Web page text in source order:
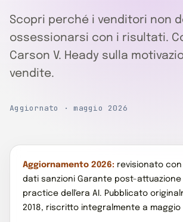
Scopri perché i venditori non
ossessionarsi con i risultati.
Carson V. Heady sulla
vendite.
Aggiornato · maggio 2026
Aggiornamento 2026: revisionato
dati sanzioni Garante post-attuazione
practice dell'era AI. Pubblicato
2018, riscritto integralmente a maggio